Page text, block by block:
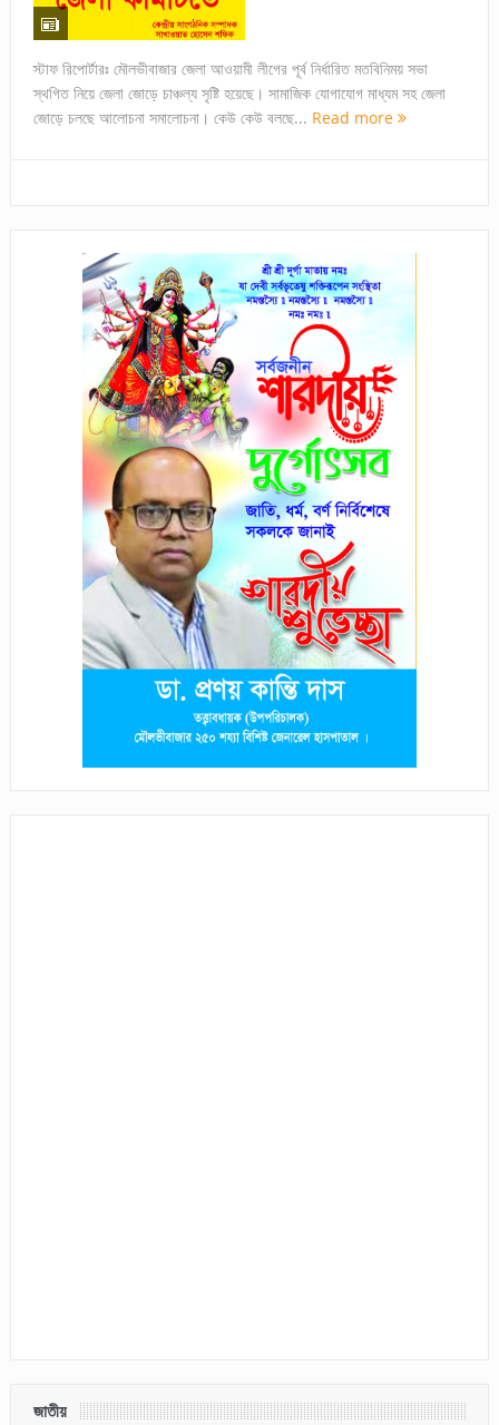
স্টাফ রিপোর্টারঃ মৌলভীবাজার জেলা আওয়ামী লীগের পূর্ব নির্ধারিত মতবিনিময় সভা
স্থগিত নিয়ে জেলা জোড়ে চাঞ্চল্য সৃষ্টি হয়েছে। সামাজিক যোগাযোগ মাধ্যম সহ জেলা
জোড়ে চলছে আলোচনা সমালোচনা। কেউ কেউ বলছে... Read more
জাতীয়